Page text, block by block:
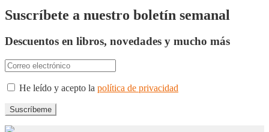
Suscríbete a nuestro boletín semanal
Descuentos en libros, novedades y mucho más
He leído y acepto la política de privacidad